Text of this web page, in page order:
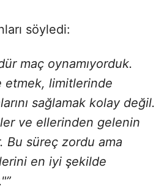
söyledi:
maç oynamıyorduk.
etmek, limitlerinde
sağlamak kolay değil.
ve ellerinden gelenin
Bu süreç zordu ama
en iyi şekilde